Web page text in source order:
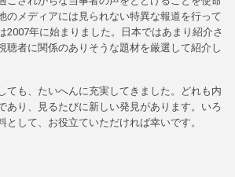
のメディアには見られない特異な報道を行って
2007年に始まりました。日本ではあまり紹介さ
聴者に関係のありそうな題材を厳選して紹介し
ても、たいへんに充実してきました。どれも内
あり、見るたびに新しい発見があります。いろ
として、お役立ていただければ幸いです。